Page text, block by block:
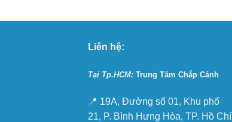
Liên hệ:
Tại Tp.HCM: Trung Tâm Chắp Cánh
📍 19A, Đường số 01, Khu phố
21, P. Bình Hưng Hòa, TP. Hồ Chí